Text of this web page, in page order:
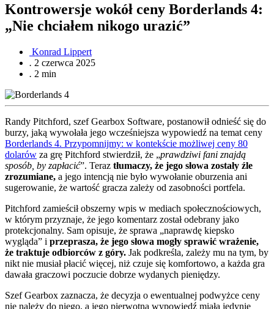
Kontrowersje wokół ceny Borderlands 4:
„Nie chciałem nikogo urazić”
Konrad Lippert
. 2 czerwca 2025
. 2 min
Randy Pitchford, szef Gearbox Software, postanowił odnieść się do
burzy, jaką wywołała jego wcześniejsza wypowiedź na temat ceny
Borderlands 4. Przypomnijmy: w kontekście możliwej ceny 80
dolarów za grę Pitchford stwierdził, że „prawdziwi fani znajdą
sposób, by zapłacić”. Teraz tłumaczy, że jego słowa zostały źle
zrozumiane, a jego intencją nie było wywołanie oburzenia ani
sugerowanie, że wartość gracza zależy od zasobności portfela.
Pitchford zamieścił obszerny wpis w mediach społecznościowych,
w którym przyznaje, że jego komentarz został odebrany jako
protekcjonalny. Sam opisuje, że sprawa „naprawdę kiepsko
wygląda” i przeprasza, że jego słowa mogły sprawić wrażenie,
że traktuje odbiorców z góry. Jak podkreśla, zależy mu na tym, by
nikt nie musiał płacić więcej, niż czuje się komfortowo, a każda gra
dawała graczowi poczucie dobrze wydanych pieniędzy.
Szef Gearbox zaznacza, że decyzja o ewentualnej podwyżce ceny
nie należy do niego, a jego pierwotna wypowiedź miała jedynie